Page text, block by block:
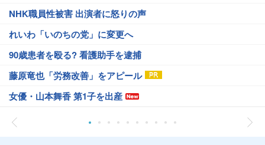
NHK職員性被害 出演者に怒りの声
れいわ「いのちの党」に変更へ
90歳患者を殴る? 看護助手を逮捕
藤原竜也「労務改善」をアピール
女優・山本舞香 第1子を出産